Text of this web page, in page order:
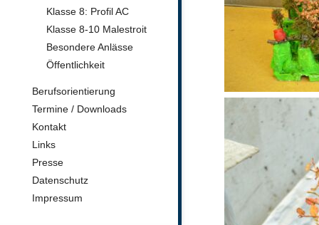
Klasse 8: Profil AC
Klasse 8-10 Malestroit
Besondere Anlässe
Öffentlichkeit
Berufsorientierung
Termine / Downloads
Kontakt
Links
Presse
Datenschutz
Impressum